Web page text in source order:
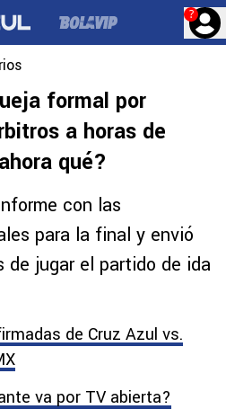
?
formal por
a horas de
qué?
con las
para la final y envió
de jugar el partido de ida
de Cruz Azul vs.
va por TV abierta?